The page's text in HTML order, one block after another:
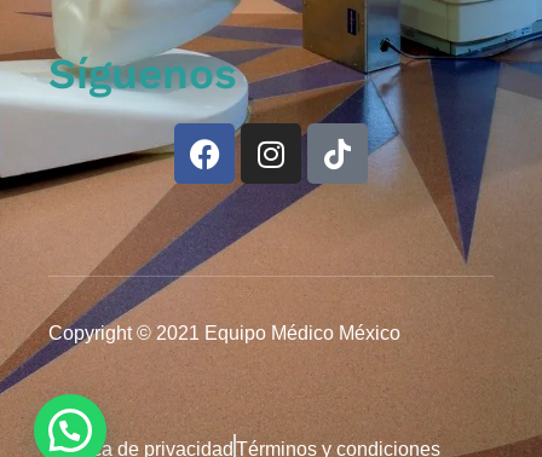
Síguenos
Copyright © 2021 Equipo Médico México
Política de privacidad Términos y condiciones